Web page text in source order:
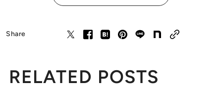
Share
RELATED POSTS